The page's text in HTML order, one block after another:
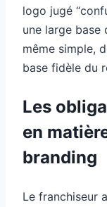
logo jugé
une large base
même simple,
base fidèle du
Les
en
branding
Le franchiseur